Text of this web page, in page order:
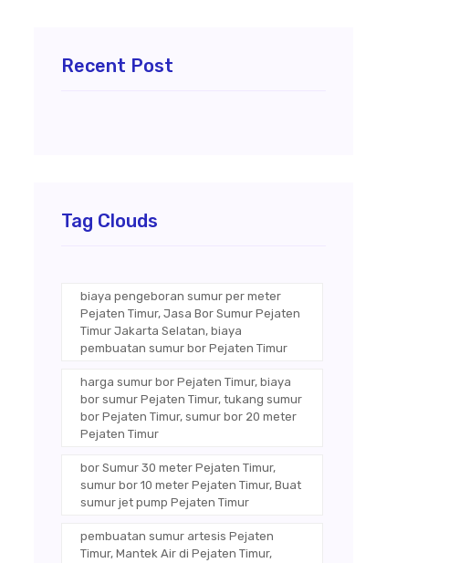
Recent Post
Tag Clouds
biaya pengeboran sumur per meter
Pejaten Timur, Jasa Bor Sumur Pejaten
Timur Jakarta Selatan, biaya
pembuatan sumur bor Pejaten Timur
harga sumur bor Pejaten Timur, biaya
bor sumur Pejaten Timur, tukang sumur
bor Pejaten Timur, sumur bor 20 meter
Pejaten Timur
bor Sumur 30 meter Pejaten Timur,
sumur bor 10 meter Pejaten Timur, Buat
sumur jet pump Pejaten Timur
pembuatan sumur artesis Pejaten
Timur, Mantek Air di Pejaten Timur,